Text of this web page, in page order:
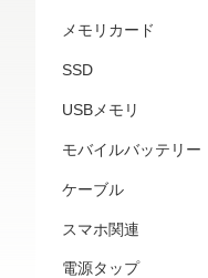
メモリカード
SSD
USBメモリ
モバイルバッテリー
ケーブル
スマホ関連
電源タップ